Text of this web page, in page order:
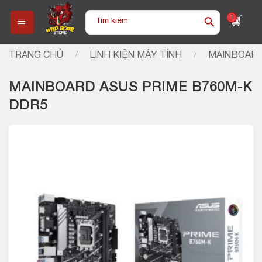
content
Tìm
1
TRANG CHỦ / LINH KIỆN MÁY TÍNH /
MAINBOARD ASUS PRIME B760M-K
DDR5